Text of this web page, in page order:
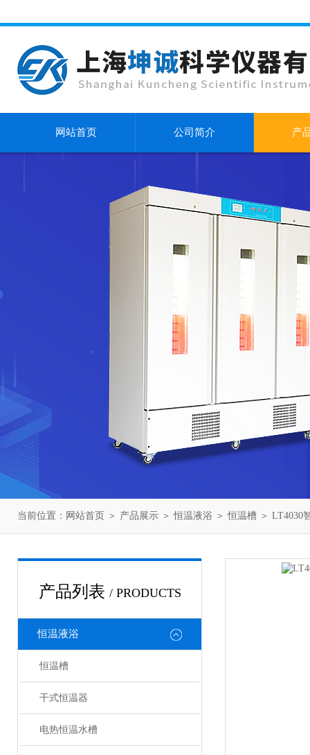
网站首页 公司简介 产
当前位置： 网站首页 ＞ 产品展示 ＞恒温液浴 ＞恒温槽 ＞ LT4030
产品列表 / PRODUCTS
恒温液浴
恒温槽
干式恒温器
电热恒温水槽